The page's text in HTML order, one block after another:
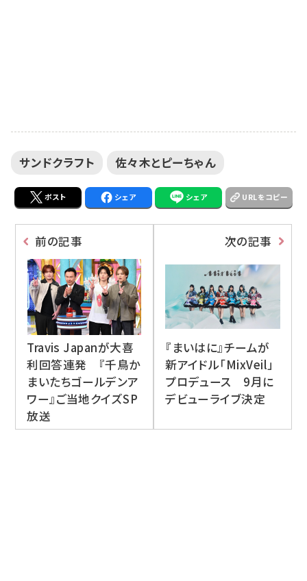
サンドクラフト 佐々木とピーちゃん
ポスト シェア シェア URLをコピー
前の記事
Travis Japanが大喜
利回答連発 『千鳥か
まいたちゴールデンア
ワー』ご当地クイズSP
放送
次の記事
『まいはに』チームが
新アイドル「MixVeil」
プロデュース 9月に
デビューライブ決定